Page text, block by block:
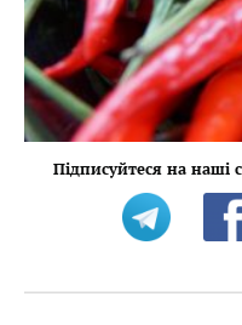
Підписуйтеся на наші